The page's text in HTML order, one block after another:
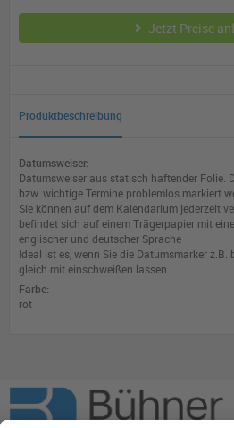
Jetzt Preise
Produktbeschreibung
Datumsweiser:
Datumsweiser aus statisch haftender Folie.
bzw. wichtige Termine problemlos markiert
Sie können auf dem Kalendarium jederzeit
befindet sich auf einem Trägerpapier mit
englischer und deutscher Sprache
Ideal ist es, wenn Sie die Datumsmarker
gleich mit einschweißen lassen.
Farbe:
rot